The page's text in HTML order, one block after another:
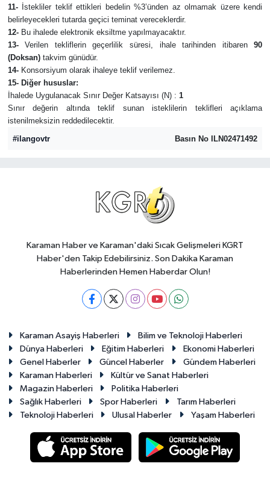
11-İstekliler teklif ettikleri bedelin %3’ünden az olmamak üzere kendi
belirleyecekleri tutarda geçici teminat vereceklerdir.
12- Bu ihalede elektronik eksiltme yapılmayacaktır.
13-Verilen tekliflerin geçerlilik süresi, ihale tarihinden itibaren90
(Doksan)takvim günüdür.
14-Konsorsiyum olarak ihaleye teklif verilemez.
15- Diğer hususlar:
İhalede Uygulanacak Sınır Değer Katsayısı (N) : 1
Sınır değerin altında teklif sunan isteklilerin teklifleri açıklama
istenilmeksizin reddedilecektir.
#ilangovtr
Basın No ILN02471492
Karaman Haber ve Karaman'daki Sıcak Gelişmeleri KGRT
Haber'den Takip Edebilirsiniz. Son Dakika Karaman
Haberlerinden Hemen Haberdar Olun!
Karaman Asayiş Haberleri
Bilim ve Teknoloji Haberleri
Dünya Haberleri
Eğitim Haberleri
Ekonomi Haberleri
Genel Haberler
Güncel Haberler
Gündem Haberleri
Karaman Haberleri
Kültür ve Sanat Haberleri
Magazin Haberleri
Politika Haberleri
Sağlık Haberleri
Spor Haberleri
Tarım Haberleri
Teknoloji Haberleri
Ulusal Haberler Yaşam Haberleri